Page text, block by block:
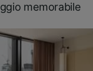
memorabile